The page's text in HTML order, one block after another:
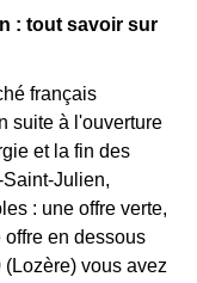
: tout savoir sur
français
suite à l'ouverture
et la fin des
Julien,
: une offre verte,
en dessous
vous avez